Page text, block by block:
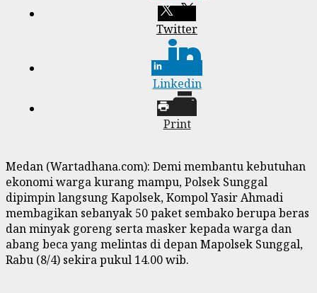
Twitter
Linkedin
Print
Medan (Wartadhana.com): Demi membantu kebutuhan
ekonomi warga kurang mampu, Polsek Sunggal
dipimpin langsung Kapolsek, Kompol Yasir Ahmadi
membagikan sebanyak 50 paket sembako berupa beras
dan minyak goreng serta masker kepada warga dan
abang beca yang melintas di depan Mapolsek Sunggal,
Rabu (8/4) sekira pukul 14.00 wib.